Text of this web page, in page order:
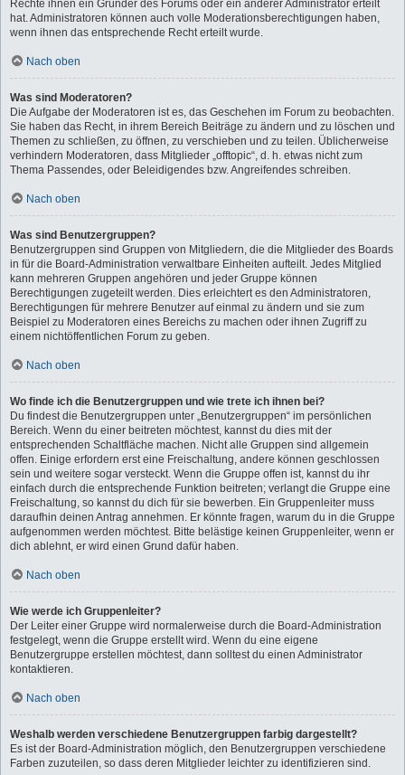
Rechte ihnen ein Gründer des Forums oder ein anderer Administrator erteilt
hat. Administratoren können auch volle Moderationsberechtigungen haben,
wenn ihnen das entsprechende Recht erteilt wurde.
Nach oben
Was sind Moderatoren?
Die Aufgabe der Moderatoren ist es, das Geschehen im Forum zu beobachten.
Sie haben das Recht, in ihrem Bereich Beiträge zu ändern und zu löschen und
Themen zu schließen, zu öffnen, zu verschieben und zu teilen. Üblicherweise
verhindern Moderatoren, dass Mitglieder „offtopic“, d. h. etwas nicht zum
Thema Passendes, oder Beleidigendes bzw. Angreifendes schreiben.
Nach oben
Was sind Benutzergruppen?
Benutzergruppen sind Gruppen von Mitgliedern, die die Mitglieder des Boards
in für die Board-Administration verwaltbare Einheiten aufteilt. Jedes Mitglied
kann mehreren Gruppen angehören und jeder Gruppe können
Berechtigungen zugeteilt werden. Dies erleichtert es den Administratoren,
Berechtigungen für mehrere Benutzer auf einmal zu ändern und sie zum
Beispiel zu Moderatoren eines Bereichs zu machen oder ihnen Zugriff zu
einem nichtöffentlichen Forum zu geben.
Nach oben
Wo finde ich die Benutzergruppen und wie trete ich ihnen bei?
Du findest die Benutzergruppen unter „Benutzergruppen“ im persönlichen
Bereich. Wenn du einer beitreten möchtest, kannst du dies mit der
entsprechenden Schaltfläche machen. Nicht alle Gruppen sind allgemein
offen. Einige erfordern erst eine Freischaltung, andere können geschlossen
sein und weitere sogar versteckt. Wenn die Gruppe offen ist, kannst du ihr
einfach durch die entsprechende Funktion beitreten; verlangt die Gruppe eine
Freischaltung, so kannst du dich für sie bewerben. Ein Gruppenleiter muss
daraufhin deinen Antrag annehmen. Er könnte fragen, warum du in die Gruppe
aufgenommen werden möchtest. Bitte belästige keinen Gruppenleiter, wenn er
dich ablehnt, er wird einen Grund dafür haben.
Nach oben
Wie werde ich Gruppenleiter?
Der Leiter einer Gruppe wird normalerweise durch die Board-Administration
festgelegt, wenn die Gruppe erstellt wird. Wenn du eine eigene
Benutzergruppe erstellen möchtest, dann solltest du einen Administrator
kontaktieren.
Nach oben
Weshalb werden verschiedene Benutzergruppen farbig dargestellt?
Es ist der Board-Administration möglich, den Benutzergruppen verschiedene
Farben zuzuteilen, so dass deren Mitglieder leichter zu identifizieren sind.